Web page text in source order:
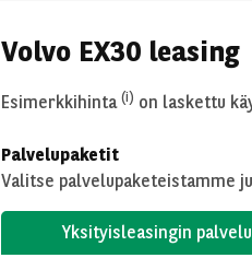
Volvo EX30 leasing
Esimerkkihinta (i) on laskettu
Palvelupaketit
Valitse palvelupaketeistamme
Yksityisleasingin